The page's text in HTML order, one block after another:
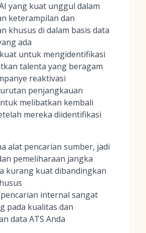
yang kuat unggul dalam
keterampilan dan
khusus di dalam basis data
ada
untuk mengidentifikasi
talenta yang beragam
reaktivasi
penjangkauan
melibatkan kembali
mereka diidentifikasi
alat pencarian sumber, jadi
pemeliharaan jangka
kurang kuat dibandingkan
internal sangat
pada kualitas dan
data ATS Anda